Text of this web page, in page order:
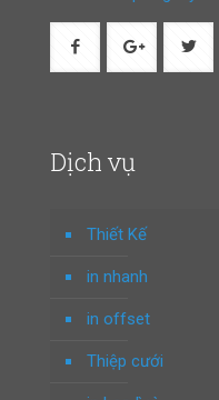
Dịch vụ
Thiết Kế
in nhanh
in offset
Thiệp cưới